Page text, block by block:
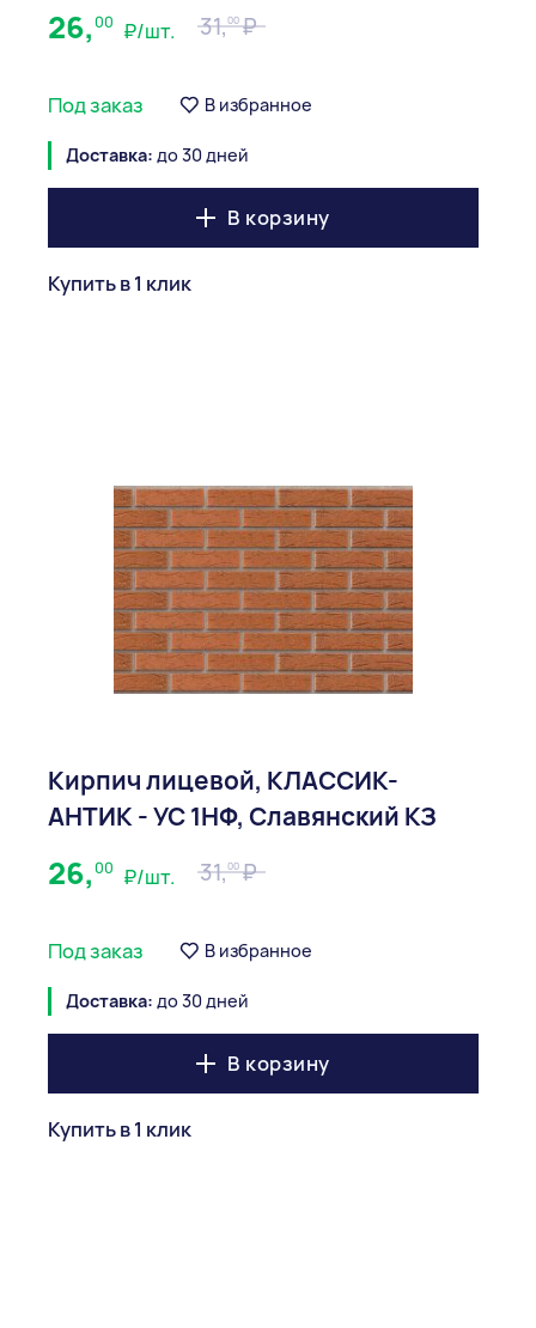
26,00 ₽/шт. 31,00
Под заказ В избранное
Доставка: до 30 дней
В корзину
Купить в 1 клик
Кирпич лицевой, КЛАССИК-
АНТИК - УС 1НФ, Славянский КЗ
26,00 ₽/шт. 31,00
Под заказ В избранное
Доставка: до 30 дней
В корзину
Купить в 1 клик